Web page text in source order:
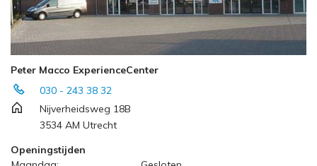
Peter Macco ExperienceCenter
030 - 243 38 32
Nijverheidsweg 18B
3534 AM Utrecht
Openingstijden